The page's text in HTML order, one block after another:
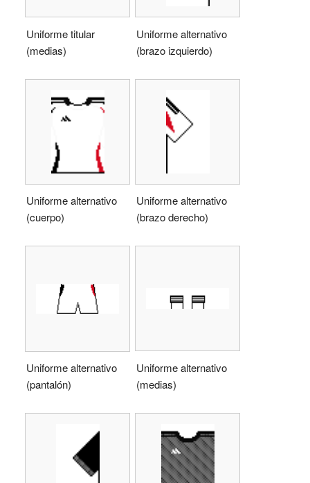
Uniforme titular
(medias)
Uniforme alternativo
(brazo izquierdo)
Uniforme alternativo
(cuerpo)
Uniforme alternativo
(brazo derecho)
Uniforme alternativo
(pantalón)
Uniforme alternativo
(medias)